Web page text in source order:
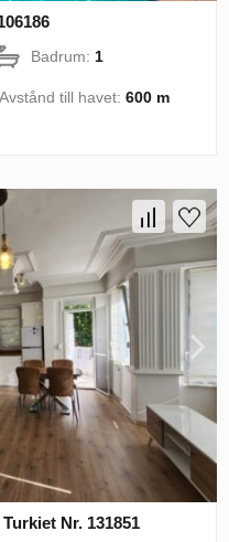
Badrum:1
Avstånd till havet:600 m
Nr. 131851